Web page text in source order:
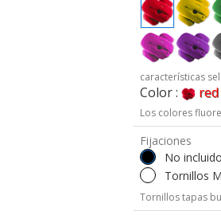
características
Color : red
Los colores
Fijaciones
No
Tornillos
Tornillos tapas